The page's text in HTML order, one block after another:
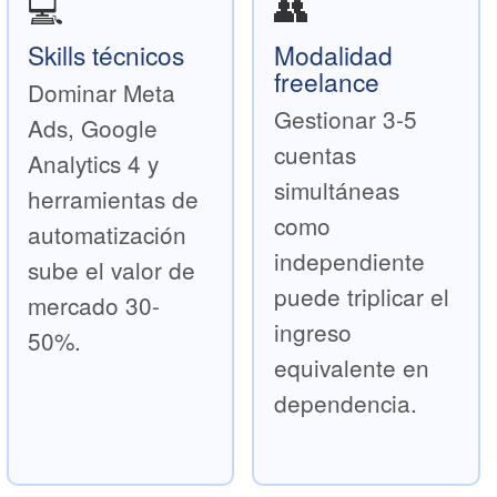
Skills técnicos
Dominar Meta
Ads, Google
Analytics 4 y
herramientas de
automatización
sube el valor de
mercado 30-
50%.
Modalidad
freelance
Gestionar 3-5
cuentas
simultáneas
como
independiente
puede triplicar el
ingreso
equivalente en
dependencia.